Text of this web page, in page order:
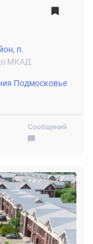
Сообщений
п.
МКАД
Подмосковье